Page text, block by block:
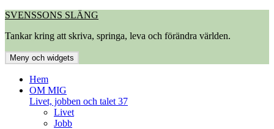
Hoppa
innehåll
SVENSSONS SLÄNG
Tankar kring att skriva, springa, leva och förändra världen.
Meny och widgets
Hem
OM MIG
Livet, jobben och talet 37
Livet
Jobb